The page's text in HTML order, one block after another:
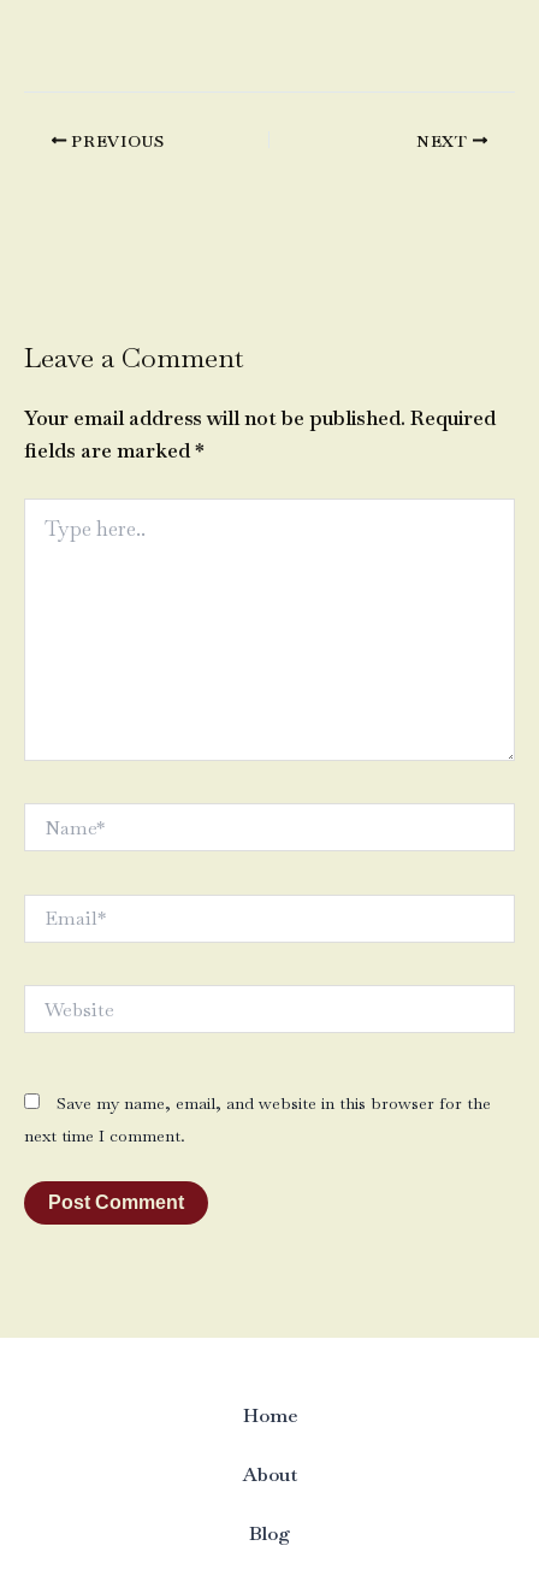
PREVIOUS NEXT
Leave a Comment
Your email address will not be published. Required
fields are marked*
here..
Save my name, email, and website in this browser for the
next time I comment.
Home
About
Blog